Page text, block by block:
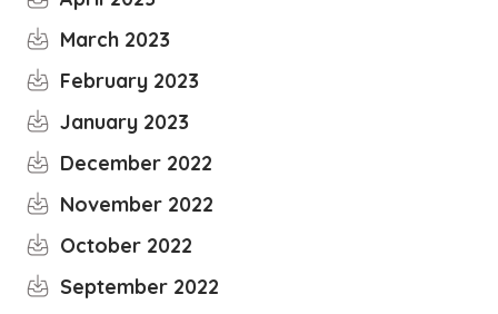
March 2023
February 2023
January 2023
December 2022
November 2022
October 2022
September 2022